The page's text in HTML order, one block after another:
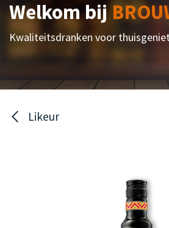
Welkom bij
Kwaliteitsdranken voor
Likeur